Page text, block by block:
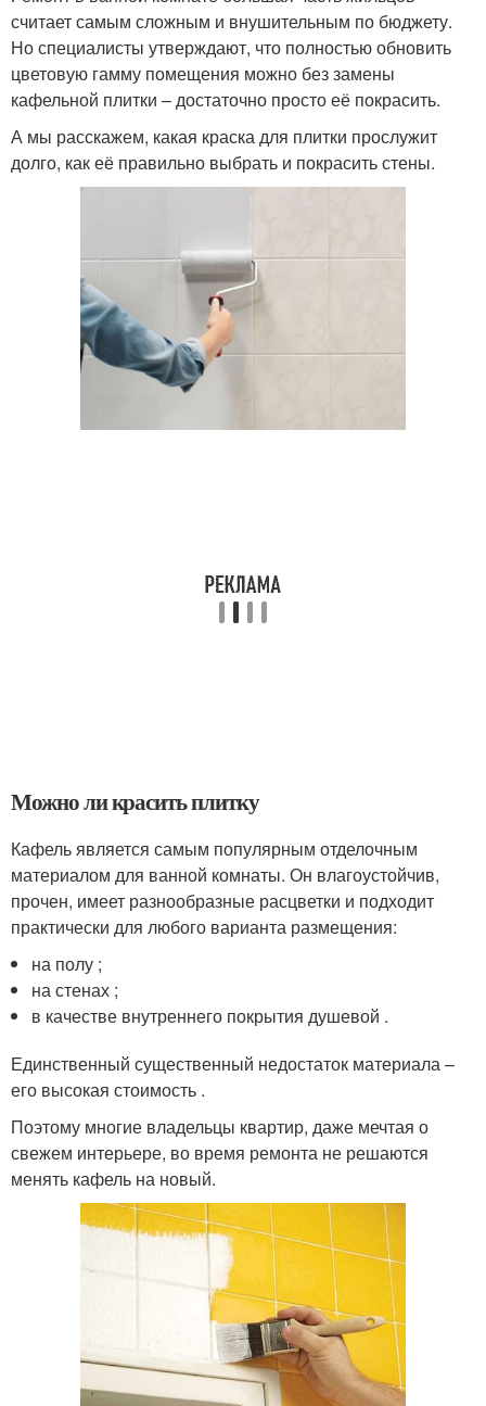
считает самым сложным и внушительным по бюджету.
Но специалисты утверждают, что полностью обновить
цветовую гамму помещения можно без замены
кафельной плитки – достаточно просто её покрасить.
А мы расскажем, какая краска для плитки прослужит
долго, как её правильно выбрать и покрасить стены.
Можно ли красить плитку
Кафель является самым популярным отделочным
материалом для ванной комнаты. Он влагоустойчив,
прочен, имеет разнообразные расцветки и подходит
практически для любого варианта размещения:
на полу ;
на стенах ;
в качестве внутреннего покрытия душевой .
Единственный существенный недостаток материала –
его высокая стоимость .
Поэтому многие владельцы квартир, даже мечтая о
свежем интерьере, во время ремонта не решаются
менять кафель на новый.